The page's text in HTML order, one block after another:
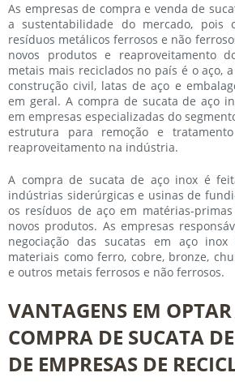
As empresas de compra e venda de
a sustentabilidade do mercado, pois
resíduos metálicos ferrosos e não
novos produtos e reaproveitamento
metais mais reciclados no país é o aço,
construção civil, latas de aço e
em geral. A compra de sucata de aço
em empresas especializadas do
estrutura para remoção e
reaproveitamento na indústria.
A compra de sucata de aço inox é
indústrias siderúrgicas e usinas de
os resíduos de aço em matérias-
novos produtos. As empresas
negociação das sucatas em aço
materiais como ferro, cobre, bronze,
e outros metais ferrosos e não ferrosos.
VANTAGENS EM
COMPRA DE SUCATA
DE EMPRESAS DE